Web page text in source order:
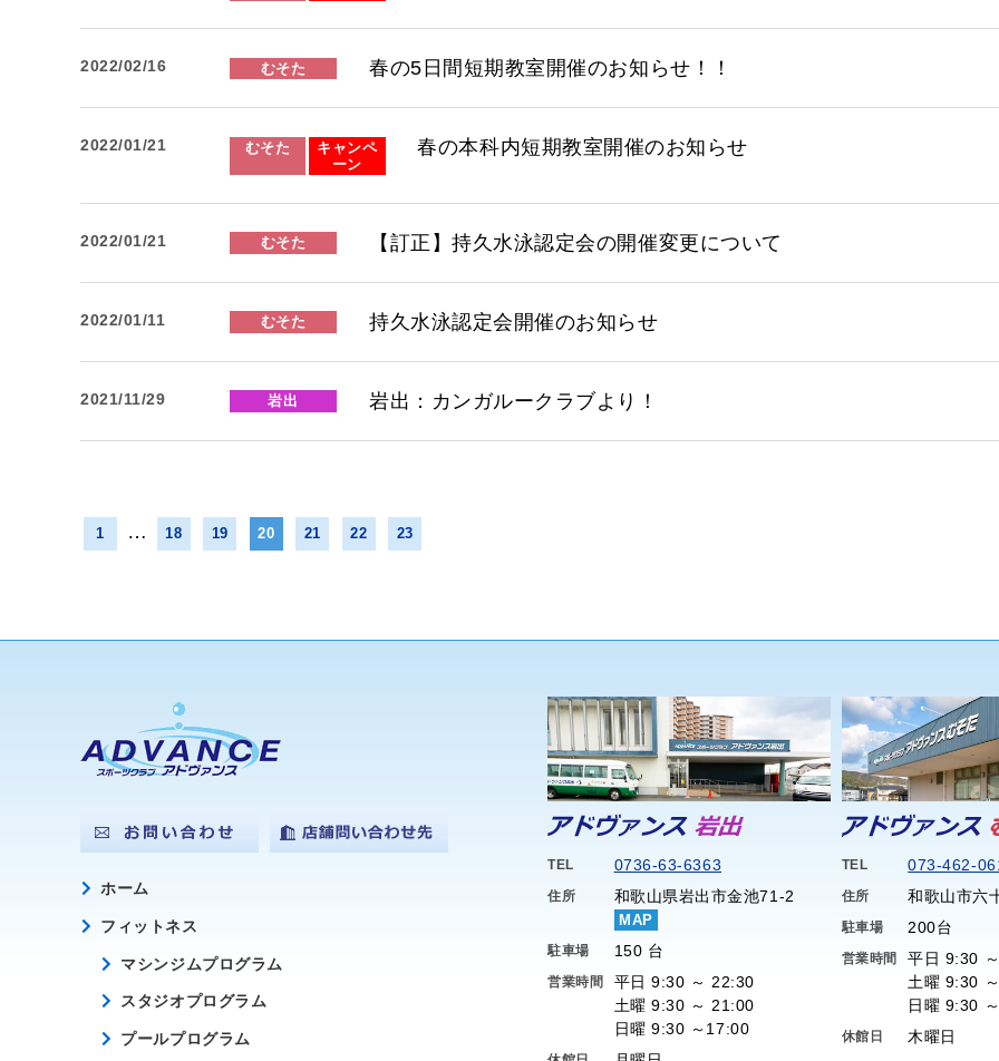
2022/02/16 むそた 春の5日間短期教室開催のお知らせ！！
2022/01/21 むそた
キャンペ
ーン
春の本科内短期教室開催のお知らせ
2022/01/21 むそた 【訂正】持久水泳認定会の開催変更について
2022/01/11 むそた 持久水泳認定会開催のお知らせ
2021/11/29 岩出 岩出：カンガルークラブより！
1 … 18 19 20 21 22 23
ホーム
フィットネス
マシンジムプログラム
スタジオプログラム
プールプログラム
TEL 0736-63-6363
住所 和歌山県岩出市金池71-2
MAP
駐車場 150 台
営業時間
平日 9:30 ～ 22:30
土曜 9:30 ～ 21:00
日曜 9:30 ～17:00
TEL 073-462-
住所 和歌山市六
駐車場 200台
営業時間
平日 9:30
土曜 9:30
日曜 9:30
休館日 木曜日